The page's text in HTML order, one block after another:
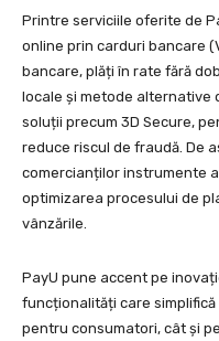
Printre serviciile oferite de
online prin carduri bancare
bancare, plăți în rate fără
locale și metode alternative
soluții precum 3D Secure,
reduce riscul de fraudă. De
comercianților instrumente
optimizarea procesului de
vânzările.
PayU pune accent pe
funcționalități care
pentru consumatori, cât și